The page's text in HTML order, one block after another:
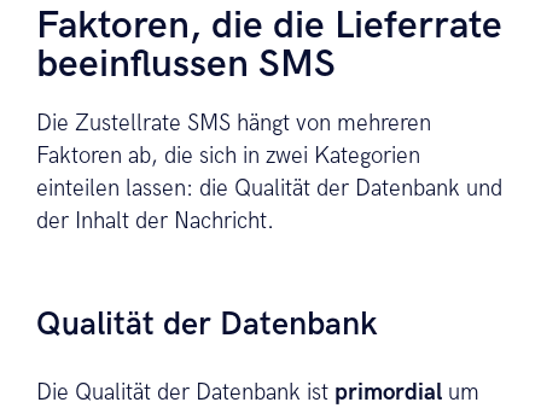
Faktoren, die die Lieferrate
beeinflussen SMS
Die Zustellrate SMS hängt von mehreren
Faktoren ab, die sich in zwei Kategorien
einteilen lassen: die Qualität der Datenbank und
der Inhalt der Nachricht.
Qualität der Datenbank
Die Qualität der Datenbank ist primordial um